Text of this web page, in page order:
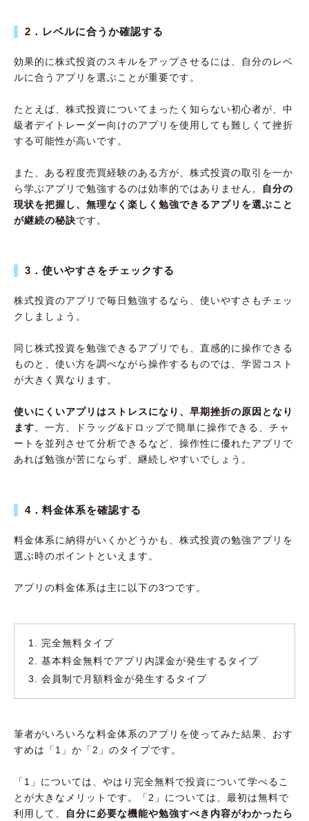
2．レベルに合うか確認する
効果的に株式投資のスキルをアップさせるには、自分のレベ
ルに合うアプリを選ぶことが重要です。
たとえば、株式投資についてまったく知らない初心者が、中
級者デイトレーダー向けのアプリを使用しても難しくて挫折
する可能性が高いです。
また、ある程度売買経験のある方が、株式投資の取引を一か
ら学ぶアプリで勉強するのは効率的ではありません。
自分の
現状を把握し、無理なく楽しく勉強できるアプリを選ぶこと
が継続の秘訣です。
3．使いやすさをチェックする
株式投資のアプリで毎日勉強するなら、使いやすさもチェッ
クしましょう。
同じ株式投資を勉強できるアプリでも、直感的に操作できる
ものと、使い方を調べながら操作するものでは、学習コスト
が大きく異なります。
使いにくいアプリはストレスになり、早期挫折の原因となり
ます。一方、ドラッグ&ドロップで簡単に操作できる、チャ
ートを並列させて分析できるなど、操作性に優れたアプリで
あれば勉強が苦にならず、継続しやすいでしょう。
4．料金体系を確認する
料金体系に納得がいくかどうかも、株式投資の勉強アプリを
選ぶ時のポイントといえます。
アプリの料金体系は主に以下の3つです。
完全無料タイプ
基本料金無料でアプリ内課金が発生するタイプ
会員制で月額料金が発生するタイプ
筆者がいろいろな料金体系のアプリを使ってみた結果、おす
すめは「1」か「2」のタイプです。
「1」については、やはり完全無料で投資について学べるこ
とが大きなメリットです。「2」については、最初は無料で
利用して、
自分に必要な機能や勉強すべき内容がわかったら